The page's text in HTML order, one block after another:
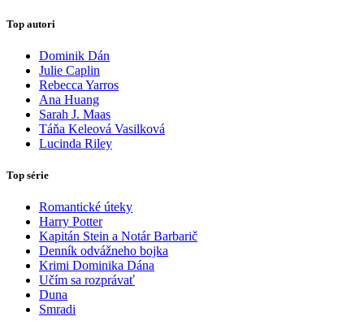
Top autori
Dominik Dán
Julie Caplin
Rebecca Yarros
Ana Huang
Sarah J. Maas
Táňa Keleová Vasilková
Lucinda Riley
Top série
Romantické úteky
Harry Potter
Kapitán Stein a Notár Barbarič
Denník odvážneho bojka
Krimi Dominika Dána
Učím sa rozprávať
Duna
Smradi